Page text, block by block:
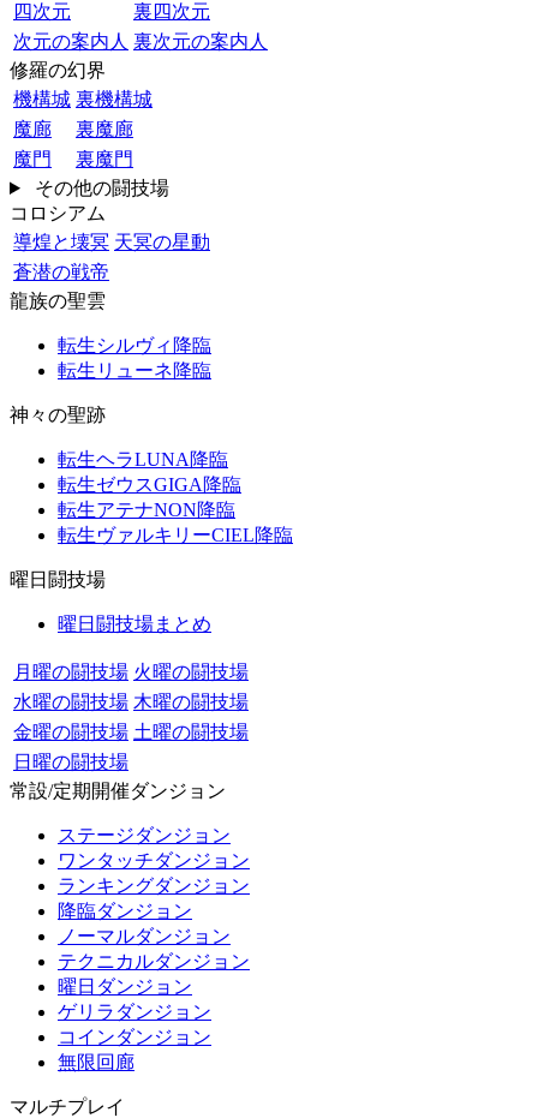
四次元
裏四次元
次元の案内人 裏次元の案内人
修羅の幻界
機構城 裏機構城
魔廊
裏魔廊
魔門
裏魔門
その他の闘技場
コロシアム
導煌と壊冥 天冥の星動
蒼潜の戦帝
龍族の聖雲
転生シルヴィ降臨
転生リューネ降臨
神々の聖跡
転生ヘラLUNA降臨
転生ゼウスGIGA降臨
転生アテナNON降臨
転生ヴァルキリーCIEL降臨
曜日闘技場
曜日闘技場まとめ
月曜の闘技場 火曜の闘技場
水曜の闘技場 木曜の闘技場
金曜の闘技場 土曜の闘技場
日曜の闘技場
常設/定期開催ダンジョン
ステージダンジョン
ワンタッチダンジョン
ランキングダンジョン
降臨ダンジョン
ノーマルダンジョン
テクニカルダンジョン
曜日ダンジョン
ゲリラダンジョン
コインダンジョン
無限回廊
マルチプレイ